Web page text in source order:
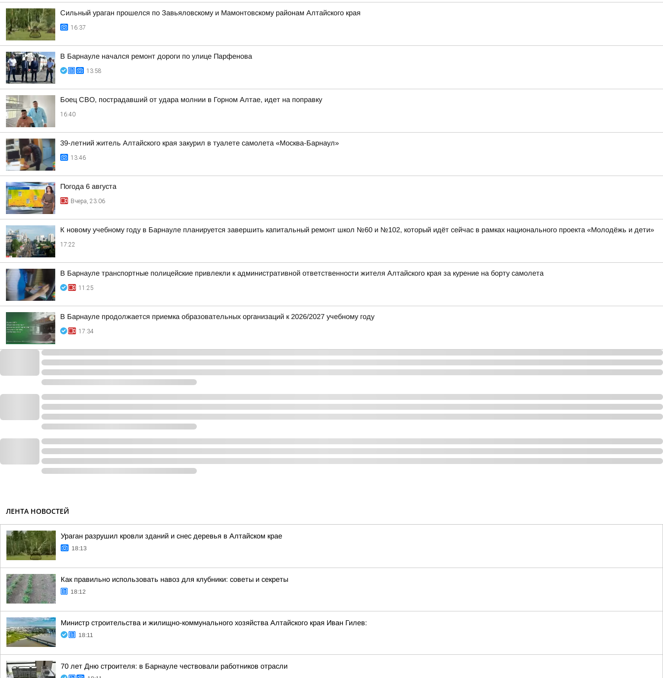
Сильный ураган прошелся по Завьяловскому и Мамонтовскому районам Алтайского края
16:37
В Барнауле начался ремонт дороги по улице Парфенова
13:58
Боец СВО, пострадавший от удара молнии в Горном Алтае, идет на поправку
16:40
39-летний житель Алтайского края закурил в туалете самолета «Москва-Барнаул»
13:46
Погода 6 августа
Вчера, 23:06
К новому учебному году в Барнауле планируется завершить капитальный ремонт школ №60 и №102, который идёт сейчас в рамках национального проекта «Молодёжь и дети»
17:22
В Барнауле транспортные полицейские привлекли к административной ответственности жителя Алтайского края за курение на борту самолета
11:25
В Барнауле продолжается приемка образовательных организаций к 2026/2027 учебному году
17:34
ЛЕНТА НОВОСТЕЙ
Ураган разрушил кровли зданий и снес деревья в Алтайском крае
18:13
Как правильно использовать навоз для клубники: советы и секреты
18:12
Министр строительства и жилищно-коммунального хозяйства Алтайского края Иван Гилев:
18:11
70 лет Дню строителя: в Барнауле чествовали работников отрасли